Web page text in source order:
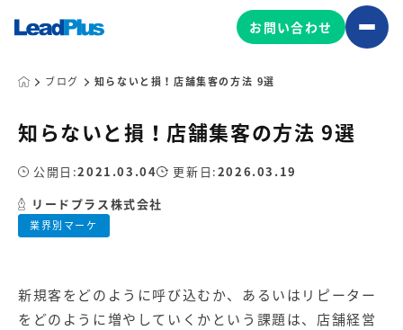
広告プロモーション
Web制作
マーケティングコンサルティング
マーケティング基盤
マーケティング基盤の製品
サイトアクセス解析ダッシュ
ボード
HubSpot導入・運用
お問い合わせ
ブログ 知らないと損！店舗集客の方法 9選
知らないと損！店舗集客の方法 9選
業界別マーケ
公開日:2021.03.04 更新日:2026.03.19
リードプラス株式会社
新規客をどのように呼び込むか、あるいはリピーター
をどのように増やしていくかという課題は、店舗経営